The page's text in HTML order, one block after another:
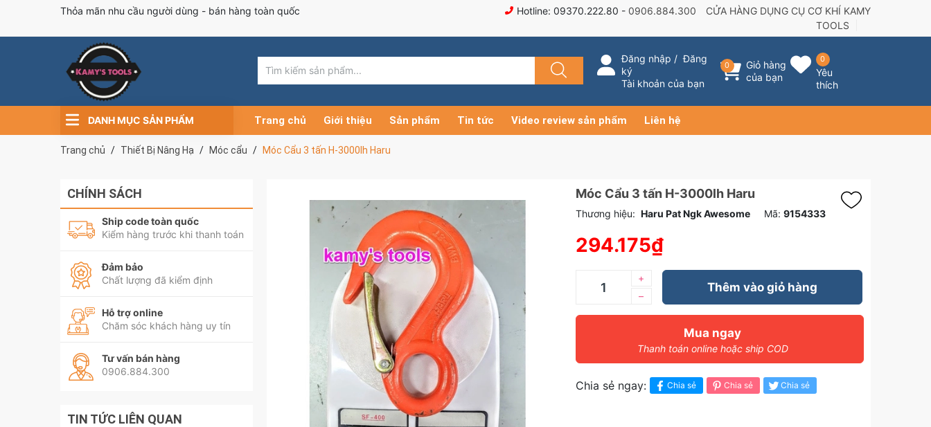
Thỏa mãn nhu cầu người dùng - bán hàng toàn quốc Hotline: 09370.222.80 - 0906.884.300
CỬA HÀNG DỤNG CỤ CƠ KHÍ KAMY
TOOLS
Đăng nhập /Đăng
ký
Tài khoản của bạn
0
Giỏ hàng
của bạn
0
Yêu
thích
DANH MỤC SẢN PHẨM Trang chủ Giới thiệu Sản phẩm Tin tức Video review sản phẩm Liên hệ
Trang chủ Thiết Bị Nâng Hạ Móc cẩu Móc Cẩu 3 tấn H-3000lh Haru
Móc Cẩu 3 tấn H-3000lh Haru
Thương hiệu: Haru Pat Ngk Awesome Mã: 9154333
294.175₫
–
+
Thêm vào giỏ hàng
Mua ngay
Thanh toán online hoặc ship COD
Chia sẻ ngay: Chia sẻ Chia sẻ Chia sẻ
CHÍNH SÁCH
Ship code toàn quốc
Kiểm hàng trước khi thanh toán
Đảm bảo
Chất lượng đã kiểm định
Hỗ trợ online
Chăm sóc khách hàng uy tín
Tư vấn bán hàng
0906.884.300
TIN TỨC LIÊN QUAN